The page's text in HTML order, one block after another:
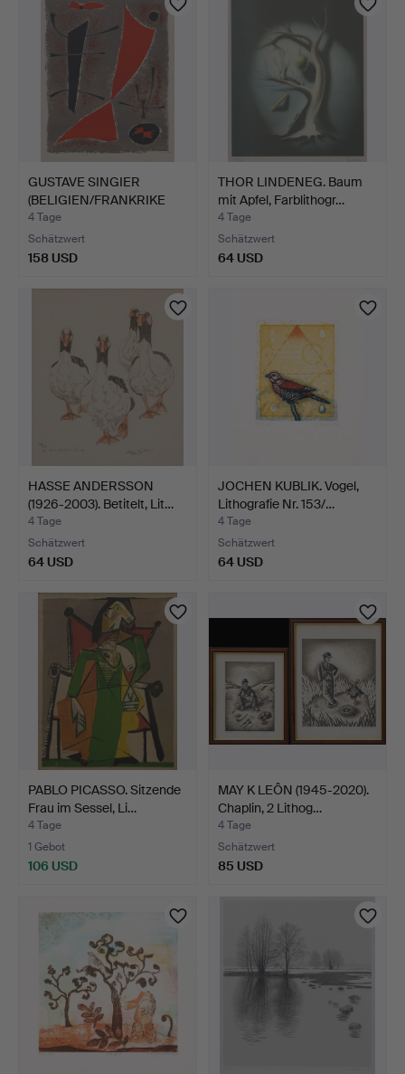
GUSTAVE SINGIER
(BELIGIEN/FRANKRIKE
1909–1…
4 Tage
Schätzwert
158 USD
THOR LINDENEG. Baum
mit Apfel, Farblithogr…
4 Tage
Schätzwert
64 USD
HASSE ANDERSSON
(1926-2003). Betitelt, Lit…
4 Tage
Schätzwert
64 USD
JOCHEN KUBLIK. Vogel,
Lithografie Nr. 153/…
4 Tage
Schätzwert
64 USD
PABLO PICASSO. Sitzende
Frau im Sessel, Li…
4 Tage
1 Gebot
106 USD
MAY K LEÔN (1945-2020).
Chaplin, 2 Lithog…
4 Tage
Schätzwert
85 USD